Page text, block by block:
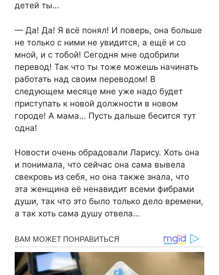
детей ты…
— Да! Да! Я всё понял! И поверь, она больше
не только с ними не увидится, а ещё и со
мной, и с тобой! Сегодня мне одобрили
перевод! Так что ты тоже можешь начинать
работать над своим переводом! В
следующем месяце мне уже надо будет
приступать к новой должности в новом
городе! А мама… Пусть дальше бесится тут
одна!
Новости очень обрадовали Ларису. Хоть она
и понимала, что сейчас она сама вывела
свекровь из себя, но она также знала, что
эта женщина её ненавидит всеми фибрами
души, так что это было только дело времени,
а так хоть сама душу отвела…